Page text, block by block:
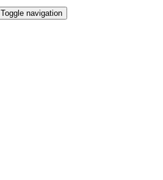
Toggle navigation